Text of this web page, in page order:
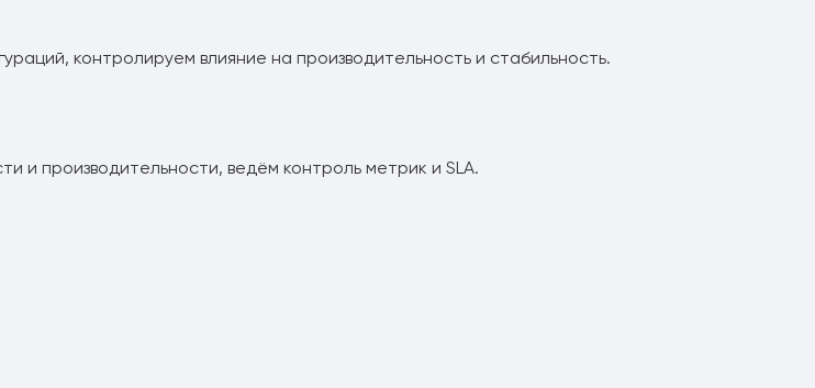
контролируем влияние на производительность и стабильность.
и производительности, ведём контроль метрик и SLA.